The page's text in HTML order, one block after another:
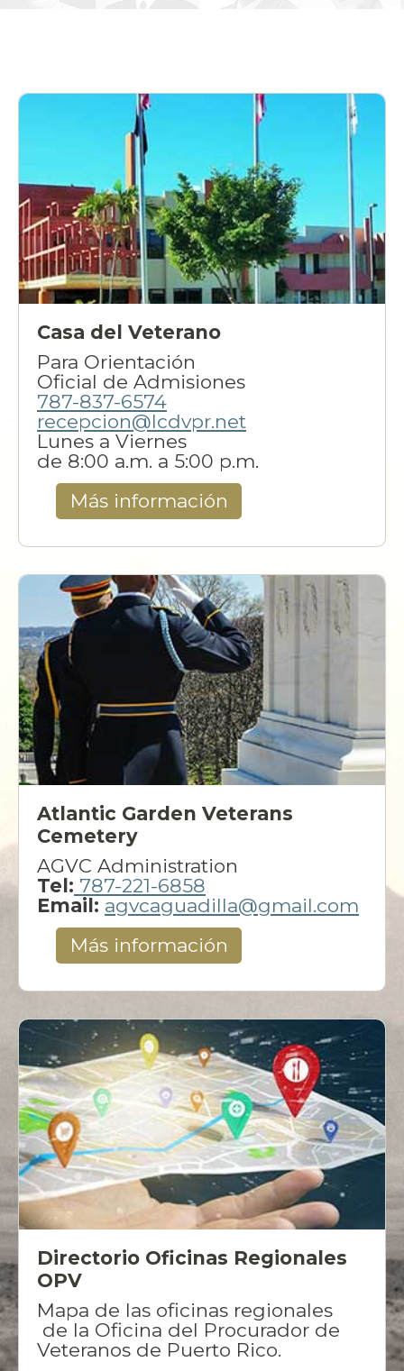
Casa del Veterano
Para Orientación
Oficial de Admisiones
787-837-6574
recepcion@lcdvpr.net
Lunes a Viernes
de 8:00 a.m. a 5:00 p.m.
Más información
Atlantic Garden Veterans
Cemetery
AGVC Administration
Tel: 787-221-6858
Email: agvcaguadilla@gmail.com​
Más información
Directorio Oficinas Regionales
OPV
Mapa de las oficinas regionales
de la Oficina del Procurador de
Veteranos de Puerto Rico.